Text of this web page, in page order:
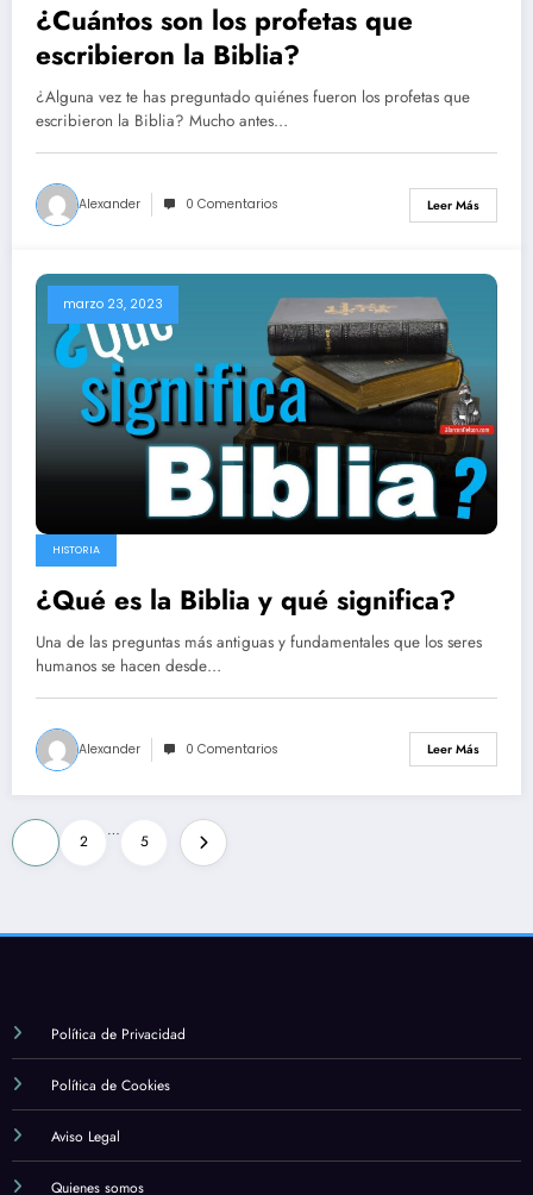
¿Cuántos son los profetas que
escribieron la Biblia?
¿Alguna vez te has preguntado quiénes fueron los profetas que
escribieron la Biblia? Mucho antes…
Alexander 0 Comentarios Leer Más
marzo 23, 2023
HISTORIA
¿Qué es la Biblia y qué significa?
Una de las preguntas más antiguas y fundamentales que los seres
humanos se hacen desde…
Alexander 0 Comentarios Leer Más
Paginación
de
2
…
5
Política de Privacidad
Política de Cookies
Aviso Legal
Quienes somos